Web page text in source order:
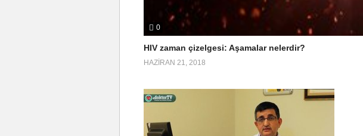
0
HIV zaman çizelgesi: Aşamalar nelerdir?
HAZIRAN 21, 2018